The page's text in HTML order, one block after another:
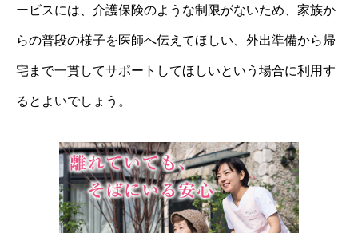
ービスには、介護保険のような制限がないため、家族か
らの普段の様子を医師へ伝えてほしい、外出準備から帰
宅まで一貫してサポートしてほしいという場合に利用す
るとよいでしょう。